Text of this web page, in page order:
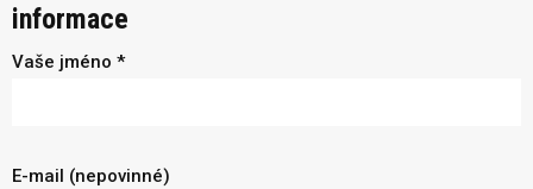
informace
Vaše jméno *
E-mail (nepovinné)